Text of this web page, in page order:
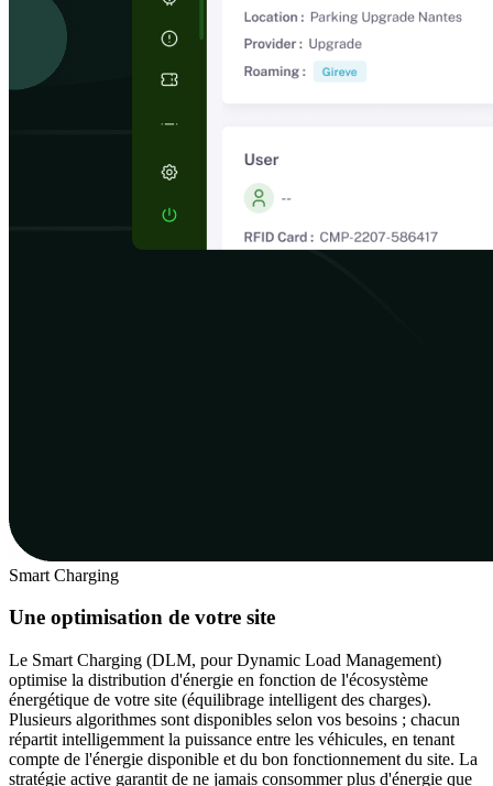
Smart Charging
Une optimisation de votre site
Le Smart Charging (DLM, pour Dynamic Load Management)
optimise la distribution d'énergie en fonction de l'écosystème
énergétique de votre site (équilibrage intelligent des charges).
Plusieurs algorithmes sont disponibles selon vos besoins ; chacun
répartit intelligemment la puissance entre les véhicules, en tenant
compte de l'énergie disponible et du bon fonctionnement du site. La
stratégie active garantit de ne jamais consommer plus d'énergie que